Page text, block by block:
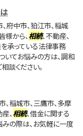
府中市、狛江市、稲城
から、相続、不動産、
承っている法律事務
いてお悩みの方は、調和
談ください。
稲城市、三鷹市、多摩
、相続、借金に関する
みの際は、お気軽に一度